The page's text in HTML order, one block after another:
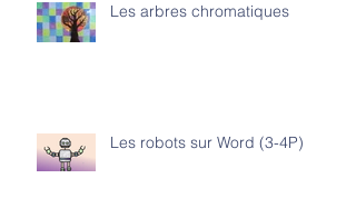
Les arbres chromatiques
Les robots sur Word (3-4P)